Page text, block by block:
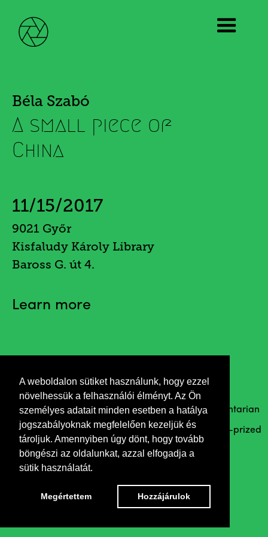
A weboldalon sütiket használunk, hogy ezzel
növelhessük a felhasználói élményt. Az Ön
személyes adatait minden esetben a hatálya
jogszabályoknak megfelelően kezeljük és
tároljuk. Amennyiben úgy dönt, hogy tovább
böngészi az oldalunkat, azzal elfogadja a
sütik használatát.
Megértettem Hozzájárulok
Béla Szabó
A small piece of
China
11/15/2017
9021 Győr
Kisfaludy Károly Library
Baross G. út 4.
Learn more
Welcome speech by Róbert Balázs Simon parliamentarian
Opening by Zsolt Olaf Szamódy Balogh Rudolf-prized
photographer